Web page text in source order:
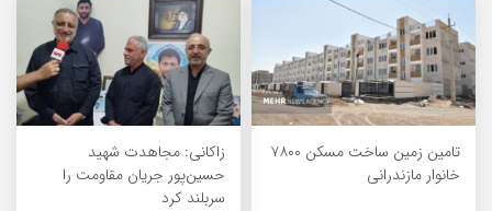
تامین زمین ساخت مسکن ۷۸۰۰
خانوار مازندرانی
زاکانی: مجاهدت شهید
حسین‌پور جریان مقاومت را
سربلند کرد